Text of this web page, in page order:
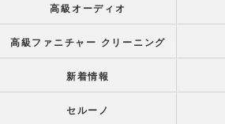
高級オーディオ
高級ファニチャー クリーニング
新着情報
セルーノ